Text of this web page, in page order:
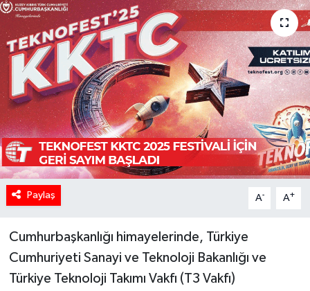
Paylaş A- A+
Cumhurbaşkanlığı himayelerinde, Türkiye
Cumhuriyeti Sanayi ve Teknoloji Bakanlığı ve
Türkiye Teknoloji Takımı Vakfı (T3 Vakfı)